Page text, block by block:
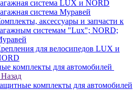
система LUX и NORD
система Муравей
аксессуары и запчасти к
системам "Lux"; NORD;
для велосипедов LUX и
комплекты для автомобилей
Назад
комплекты для автомобилей